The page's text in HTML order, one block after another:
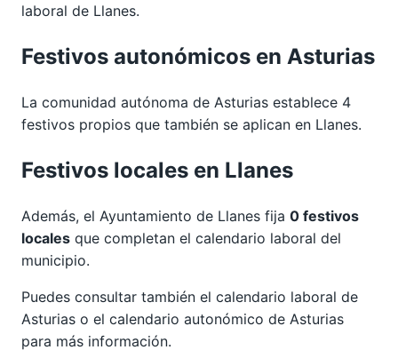
laboral de Llanes.
Festivos autonómicos en Asturias
La comunidad autónoma de Asturias establece 4
festivos propios que también se aplican en Llanes.
Festivos locales en Llanes
Además, el Ayuntamiento de Llanes fija 0 festivos
locales que completan el calendario laboral del
municipio.
Puedes consultar también el calendario laboral de
Asturias o el calendario autonómico de Asturias
para más información.